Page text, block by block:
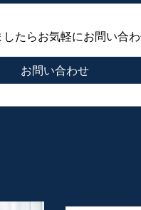
たらお気軽にお問い合
お問い合わせ